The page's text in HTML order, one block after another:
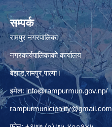
सम्पर्क
रामपुर नगरपालिका
नगरकार्यपालिकाको कार्यालय
बेझाड,रामपुर,पाल्पा।
इमेल: info@rampurmun.gov.np/
rampurmunicipality@gmail.com